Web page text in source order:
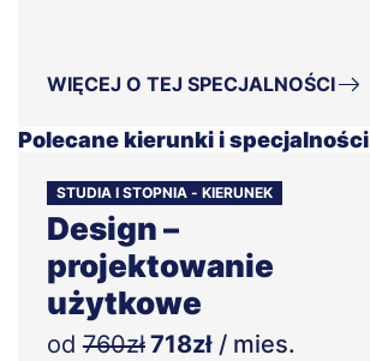
WIĘCEJ O TEJ SPECJALNOŚCI
Polecane kierunki i specjalności
STUDIA I STOPNIA - KIERUNEK
Design –
projektowanie
użytkowe
od 760zł718zł / mies.